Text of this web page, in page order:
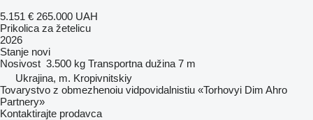
5.151 € 265.000 UAH
Prikolica za žetelicu
2026
Stanje novi
Nosivost 3.500 kg Transportna dužina 7 m
Ukrajina, m. Kropivnitskiy
Tovarystvo z obmezhenoiu vidpovidalnistiu «Torhovyi Dim Ahro
Partnery»
Kontaktirajte prodavca